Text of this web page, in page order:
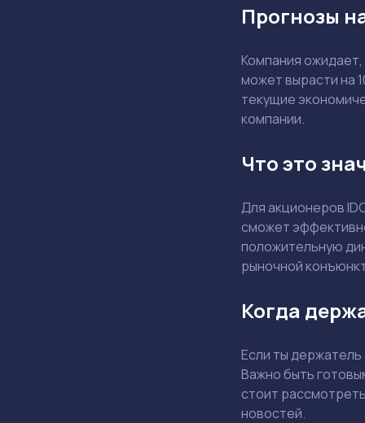
Прогнозы
Компания
может вырасти на
текущие
компании.
Что это
Для акционеров
сможет
положительную
рыночной
Когда
Если ты
Важно быть
стоит
новостей.